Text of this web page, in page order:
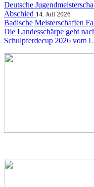
Deutsche
Abschied 14. Juli 2026
Badische Meisterschaften
Die Landesschärpe geht
Schulpferdecup 2026 vom